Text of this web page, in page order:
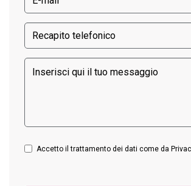
Accetto il trattamento dei dati come da